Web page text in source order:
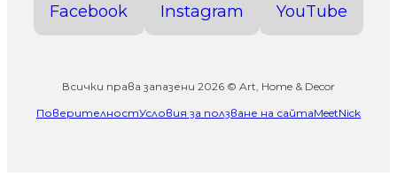
Facebook Instagram YouTube
Всички права запазени 2026 © Art, Home & Decor
ПоверителностУсловия за ползване на сайтаMeetNick